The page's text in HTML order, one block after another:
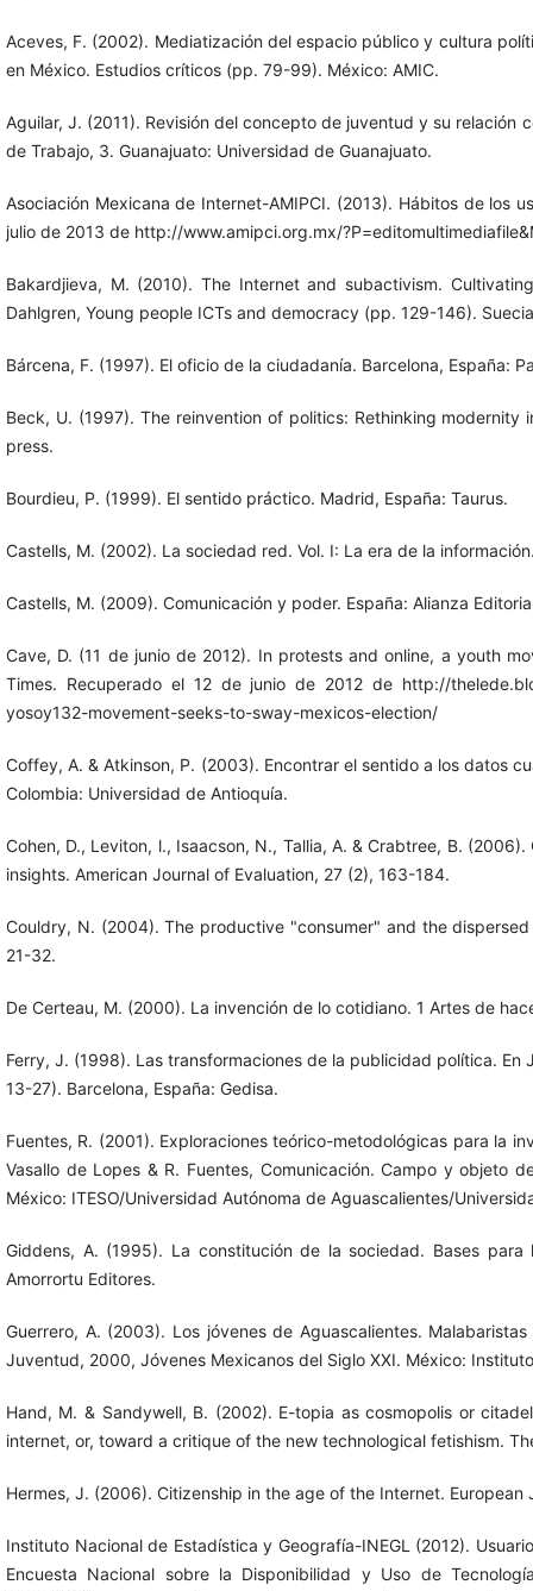
Aceves, F. (2002). Mediatización del espacio público y cultura
en México. Estudios críticos (pp. 79-99). México: AMIC.
Aguilar, J. (2011). Revisión del concepto de juventud y su relación
de Trabajo, 3. Guanajuato: Universidad de Guanajuato.
Asociación Mexicana de Internet-AMIPCI. (2013). Hábitos de los
julio de 2013 de http://www.amipci.org.mx/
Bakardjieva, M. (2010). The Internet and subactivism.
Dahlgren, Young people ICTs and democracy (pp. 129-146).
Bárcena, F. (1997). El oficio de la ciudadanía. Barcelona, España:
Beck, U. (1997). The reinvention of politics: Rethinking
press.
Bourdieu, P. (1999). El sentido práctico. Madrid, España: Taurus.
Castells, M. (2002). La sociedad red. Vol. I: La era de la
Castells, M. (2009). Comunicación y poder. España: Alianza
Cave, D. (11 de junio de 2012). In protests and online, a youth
Times. Recuperado el 12 de junio de 2012 de http://
yosoy132-movement-seeks-to-sway-mexicos-election/
Coffey, A. & Atkinson, P. (2003). Encontrar el sentido a los datos
Colombia: Universidad de Antioquía.
Cohen, D., Leviton, l., Isaacson, N., Tallia, A. & Crabtree, B.
insights. American Journal of Evaluation, 27 (2), 163-184.
Couldry, N. (2004). The productive "consumer" and the
21-32.
De Certeau, M. (2000). La invención de lo cotidiano. 1 Artes de
Ferry, J. (1998). Las transformaciones de la publicidad política. En
13-27). Barcelona, España: Gedisa.
Fuentes, R. (2001). Exploraciones teórico-metodológicas para la
Vasallo de Lopes & R. Fuentes, Comunicación. Campo y objeto
México: ITESO/Universidad Autónoma de Aguascalientes/
Giddens, A. (1995). La constitución de la sociedad. Bases
Amorrortu Editores.
Guerrero, A. (2003). Los jóvenes de Aguascalientes.
Juventud, 2000, Jóvenes Mexicanos del Siglo XXI. México:
Hand, M. & Sandywell, B. (2002). E-topia as cosmopolis or
internet, or, toward a critique of the new technological fetishism.
Hermes, J. (2006). Citizenship in the age of the Internet.
Instituto Nacional de Estadística y Geografía-INEGL (2012).
Encuesta Nacional sobre la Disponibilidad y Uso de